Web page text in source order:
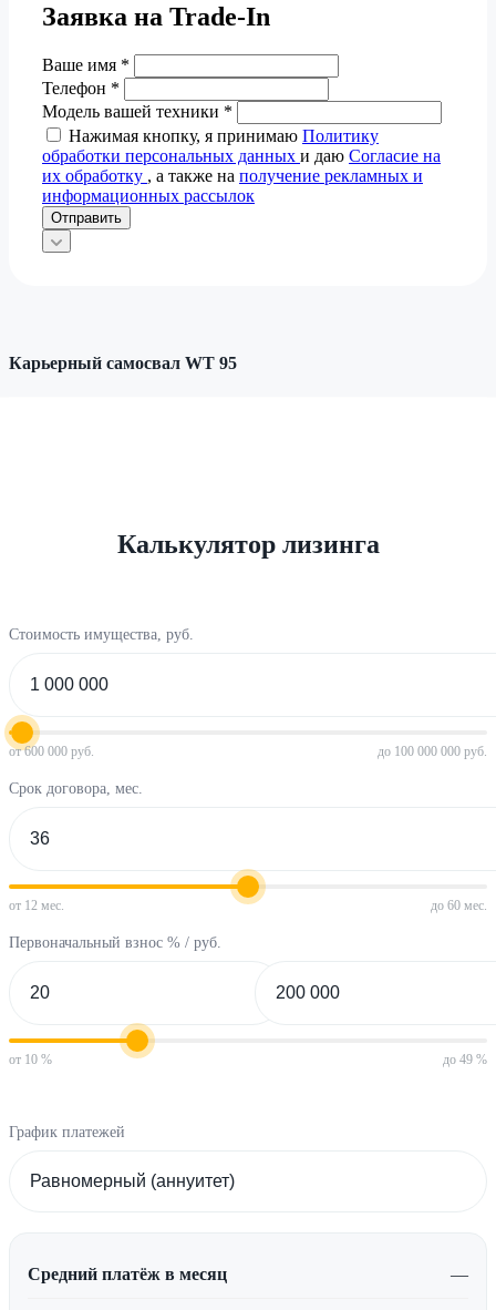
Заявка на Trade-In
Ваше имя *
Телефон *
Модель вашей техники *
Нажимая кнопку, я принимаю Политику
обработки персональных данных и даю Согласие на
их обработку , а также на получение рекламных и
информационных рассылок
Отправить
Карьерный самосвал WT 95
Калькулятор лизинга
Стоимость имущества, руб.
от 600 000 руб. до 100 000 000 руб.
Срок договора, мес.
от 12 мес. до 60 мес.
Первоначальный взнос % / руб.
от 10 % до 49 %
График платежей
Средний платёж в месяц —